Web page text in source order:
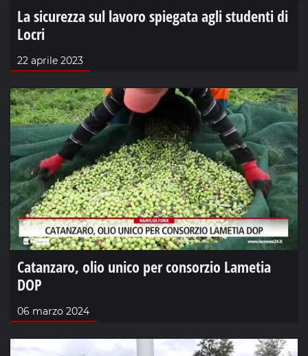
La sicurezza sul lavoro spiegata agli studenti di
Locri
22 aprile 2023
Catanzaro, olio unico per consorzio Lametia
DOP
06 marzo 2024